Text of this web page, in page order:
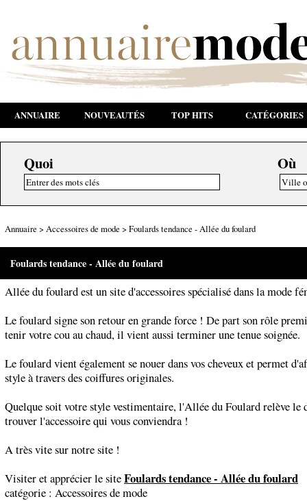
ANNUAIRE NOUVEAUTÉS TOP HITS CATÉGORIES
Quoi Où
Annuaire > Accessoires de mode > Foulards tendance - Allée du foulard
Foulards tendance - Allée du foulard
Allée du foulard est un site d'accessoires spécialisé dans la mode
Le foulard signe son retour en grande force ! De part son rôle
tenir votre cou au chaud, il vient aussi terminer une tenue soignée.
Le foulard vient également se nouer dans vos cheveux et permet
style à travers des coiffures originales.
Quelque soit votre style vestimentaire, l'Allée du Foulard relève le
trouver l'accessoire qui vous conviendra !
A très vite sur notre site !
Visiter et apprécier le siteFoulards tendance - Allée du foulard
catégorie : Accessoires de mode